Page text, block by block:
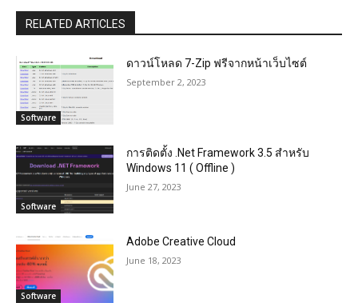
RELATED ARTICLES
Software
ดาวน์โหลด 7-Zip ฟรีจากหน้าเว็บไซต์
September 2, 2023
Software
การติดตั้ง .Net Framework 3.5 สำหรับ
Windows 11 ( Offline )
June 27, 2023
Software
Adobe Creative Cloud
June 18, 2023